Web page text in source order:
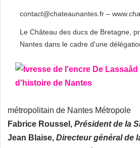
contact@chateaunantes.fr –
Le Château des ducs de Bretagne,
Nantes dans le cadre d'une
métropolitain de Nantes Métropole
Fabrice Roussel, Président de la
Jean Blaise, Directeur général de